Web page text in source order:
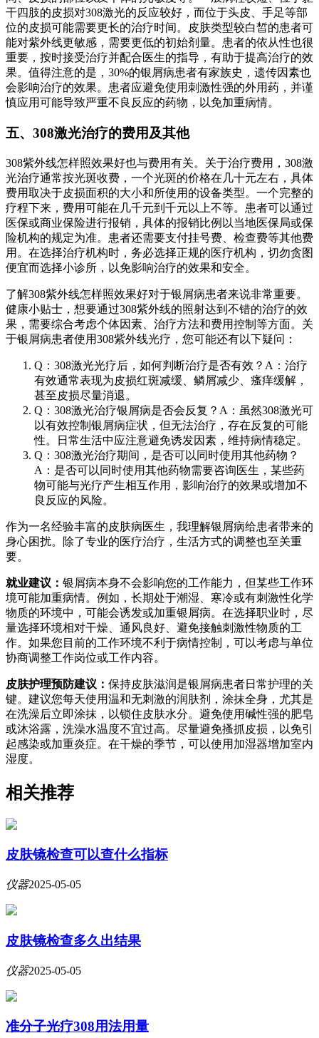
干四肢的皮损对308激光的反应较好，而位于头皮、手足等部
位的皮损可能需要更长的治疗时间。皮肤类型较白皙的患者可
能对紫外线更敏感，需要更低的初始剂量。患者的依从性也很
重要，按时接受治疗并配合医生的指导，有助于提高治疗的效
果。值得注意的是，30%的银屑病患者有家族史，遗传因素也
会影响治疗的效果。患者应避免使用刺激性强的外用药，并谨
慎应用可能导致严重不良反应的药物，以免加重病情。
五、308激光治疗的费用及其他
308紫外线怎样照效果好也与费用有关。关于治疗费用，308激
光治疗通常按光斑收费，一个光斑的价格在几十元左右，具体
费用取决于皮损面积的大小和所使用的设备类型。一个完整的
疗程下来，费用可能在几千元到千元以上不等。患者可以通过
医保或商业保险进行报销，具体的报销比例以当地医保局或保
险机构的规定为准。患者还需要支付挂号费、检查费等其他费
用。在选择治疗机构时，务必选择正规的医疗机构，切勿贪图
便宜而选择小诊所，以免影响治疗的效果和安全。
了解308紫外线怎样照效果好对于银屑病患者来说非常重要。
健康小贴士，想要通过308紫外线的照射达到不错的治疗的效
果，需要综合考虑个体因素、治疗方法和费用控制等方面。关
于银屑病患者使用308紫外线光疗，您可能还有以下疑问：
Q：308激光光疗后，如何判断治疗是否有效？A：治疗
有效通常表现为皮损红斑减缓、鳞屑减少、瘙痒缓解，
甚至皮损尽量消退。
Q：308激光治疗银屑病是否会反复？A：虽然308激光可
以有效控制银屑病症状，但无法治疗，存在反复的可能
性。日常生活中应注意避免诱发因素，维持病情稳定。
Q：308激光治疗期间，是否可以同时使用其他药物？
A：是否可以同时使用其他药物需要咨询医生，某些药
物可能与光疗产生相互作用，影响治疗的效果或增加不
良反应的风险。
作为一名经验丰富的皮肤病医生，我理解银屑病给患者带来的
身心困扰。除了专业的医疗治疗，生活方式的调整也至关重
要。
就业建议： 银屑病本身不会影响您的工作能力，但某些工作环
境可能加重病情。例如，长期处于潮湿、寒冷或有刺激性化学
物质的环境中，可能会诱发或加重银屑病。在选择职业时，尽
量选择环境相对干燥、通风良好、避免接触刺激性物质的工
作。如果您目前的工作环境不利于病情控制，可以考虑与单位
协商调整工作岗位或工作内容。
皮肤护理预防建议： 保持皮肤滋润是银屑病患者日常护理的关
键。建议您每天使用温和无刺激的润肤剂，涂抹全身，尤其是
在洗澡后立即涂抹，以锁住皮肤水分。避免使用碱性强的肥皂
或沐浴露，洗澡水温度不宜过高。尽量避免搔抓皮损，以免引
起感染或加重炎症。在干燥的季节，可以使用加湿器增加室内
湿度。
相关推荐
皮肤镜检查可以查什么指标
仪器2025-05-05
皮肤镜检查多久出结果
仪器2025-05-05
准分子光疗308用法用量